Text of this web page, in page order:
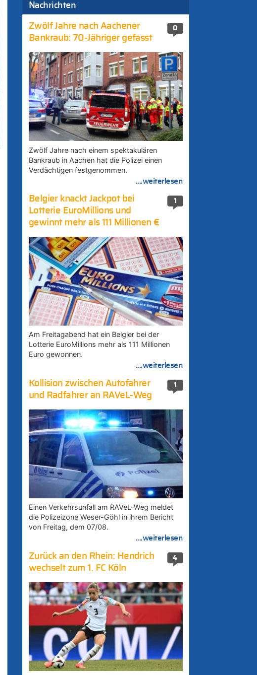
Nachrichten
0
Zwölf Jahre nach Aachener
Bankraub: 70-Jähriger gefasst
Zwölf Jahre nach einem spektakulären
Bankraub in Aachen hat die Polizei einen
Verdächtigen festgenommen.
....weiterlesen
1
Belgier knackt Jackpot bei
Lotterie EuroMillions und
gewinnt mehr als 111 Millionen €
Am Freitagabend hat ein Belgier bei der
Lotterie EuroMillions mehr als 111 Millionen
Euro gewonnen.
....weiterlesen
1
Kollision zwischen Autofahrer
und Radfahrer an RAVeL-Weg
Einen Verkehrsunfall am RAVeL-Weg meldet
die Polizeizone Weser-Göhl in ihrem Bericht
von Freitag, dem 07/08.
....weiterlesen
4
Zurück an den Rhein: Hendrich
wechselt zum 1. FC Köln